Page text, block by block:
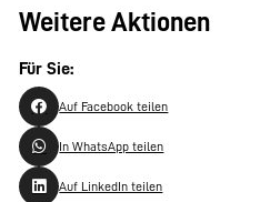
Weitere Aktionen
Für Sie:
Auf Facebook teilen
In WhatsApp teilen
Auf LinkedIn teilen